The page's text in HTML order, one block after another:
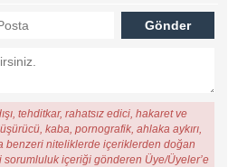
tehditkar, rahatsız edici, hakaret ve
kaba, pornografik, ahlaka aykırı,
benzeri niteliklerde içeriklerden doğan
içeriği gönderen Üye/Üyeler’e